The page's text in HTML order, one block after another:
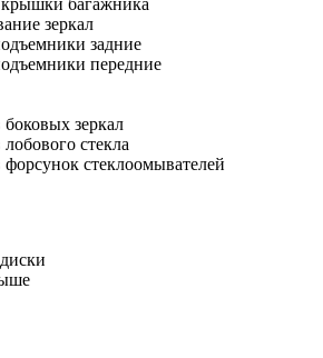
багажника
зеркал
задние
передние
зеркал
стекла
форсунок стеклоомывателей